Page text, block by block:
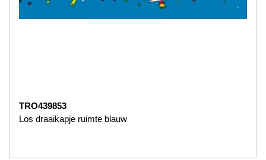
TRO439853
Los draaikapje ruimte blauw